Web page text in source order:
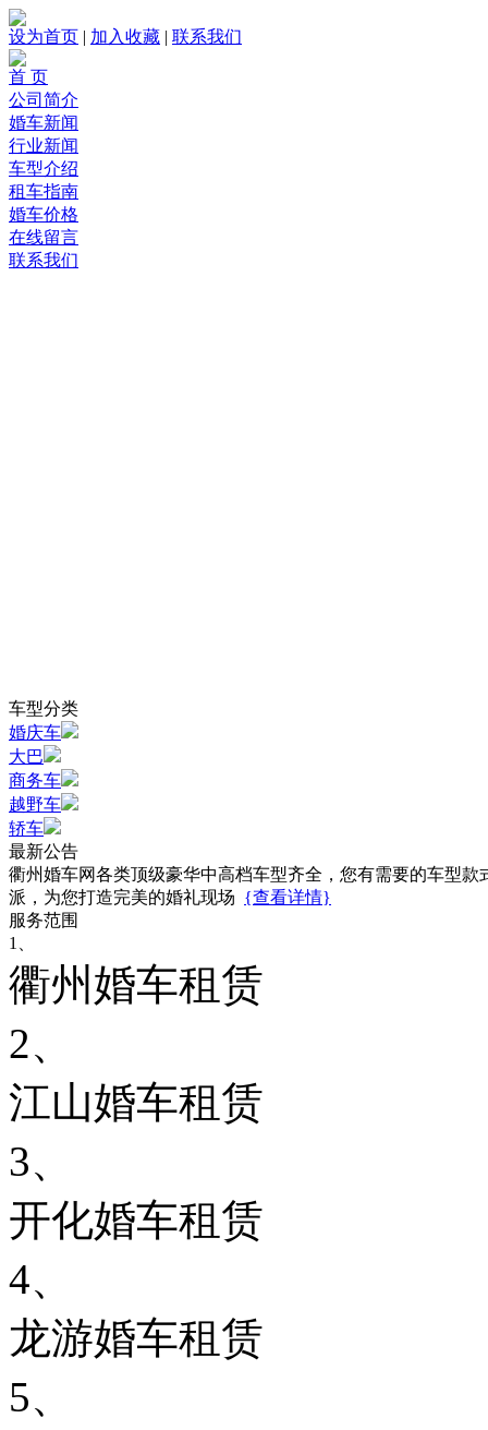
设为首页 | 加入收藏 | 联系我们
首 页
公司简介
婚车新闻
行业新闻
车型介绍
租车指南
婚车价格
在线留言
联系我们
车型分类
婚庆车
大巴
商务车
越野车
轿车
最新公告
衢州婚车网各类顶级豪华中高档车型齐全，您有需要的车型
派，为您打造完美的婚礼现场 {查看详情}
服务范围
1、
衢州婚车租赁
2、
江山婚车租赁
3、
开化婚车租赁
4、
龙游婚车租赁
5、